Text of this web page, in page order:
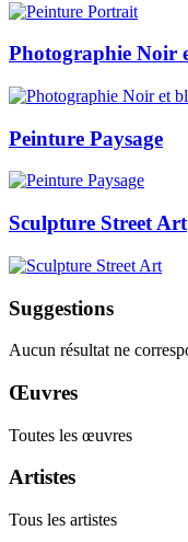
Photographie Noir
Peinture Paysage
Sculpture Street Art
Suggestions
Aucun résultat ne
Œuvres
Toutes les œuvres
Artistes
Tous les artistes